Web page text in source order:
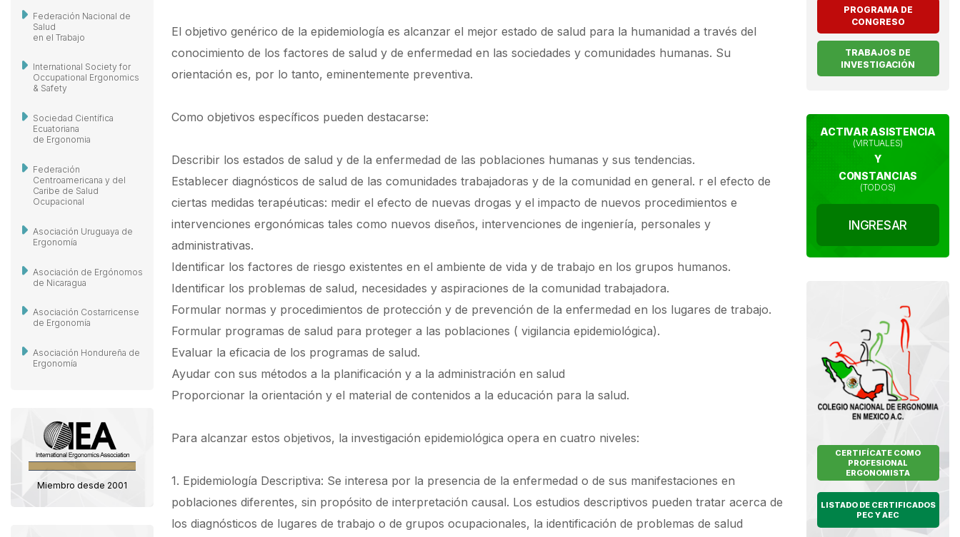
Federación Nacional de
Salud
en el Trabajo
International Society for
Occupational Ergonomics
& Safety
Sociedad Científica
Ecuatoriana
de Ergonomia
Federación
Centroamericana y del
Caribe de Salud
Ocupacional
Asociación Uruguaya de
Ergonomía
Asociación de Ergónomos
de Nicaragua
Asociación Costarricense
de Ergonomía
Asociación Hondureña de
Ergonomía
Miembro desde 2001
El objetivo genérico de la epidemiología es alcanzar el mejor estado de salud para la humanidad a través del
conocimiento de los factores de salud y de enfermedad en las sociedades y comunidades humanas. Su
orientación es, por lo tanto, eminentemente preventiva.
Como objetivos específicos pueden destacarse:
Describir los estados de salud y de la enfermedad de las poblaciones humanas y sus tendencias.
Establecer diagnósticos de salud de las comunidades trabajadoras y de la comunidad en general. r el efecto de
ciertas medidas terapéuticas: medir el efecto de nuevas drogas y el impacto de nuevos procedimientos e
intervenciones ergonómicas tales como nuevos diseños, intervenciones de ingeniería, personales y
administrativas.
Identificar los factores de riesgo existentes en el ambiente de vida y de trabajo en los grupos humanos.
Identificar los problemas de salud, necesidades y aspiraciones de la comunidad trabajadora.
Formular normas y procedimientos de protección y de prevención de la enfermedad en los lugares de trabajo.
Formular programas de salud para proteger a las poblaciones ( vigilancia epidemiológica).
Evaluar la eficacia de los programas de salud.
Ayudar con sus métodos a la planificación y a la administración en salud
Proporcionar la orientación y el material de contenidos a la educación para la salud.
Para alcanzar estos objetivos, la investigación epidemiológica opera en cuatro niveles:
1. Epidemiología Descriptiva: Se interesa por la presencia de la enfermedad o de sus manifestaciones en
poblaciones diferentes, sin propósito de interpretación causal. Los estudios descriptivos pueden tratar acerca de
los diagnósticos de lugares de trabajo o de grupos ocupacionales, la identificación de problemas de salud
PROGRAMA DE
CONGRESO
TRABAJOS DE
INVESTIGACIÓN
ACTIVAR ASISTENCIA
(VIRTUALES)
Y
CONSTANCIAS
(TODOS)
INGRESAR
CERTIFÍCATE COMO
PROFESIONAL
ERGONOMISTA
LISTADO DE CERTIFICADOS
PEC Y AEC